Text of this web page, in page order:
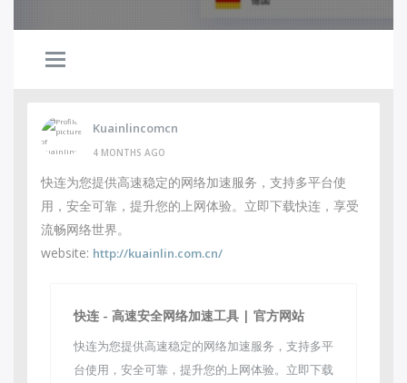
Kuainlincomcn
4 MONTHS AGO
快连为您提供高速稳定的网络加速服务，支持多平台使
用，安全可靠，提升您的上网体验。立即下载快连，享受
流畅网络世界。
website: http://kuainlin.com.cn/
快连 - 高速安全网络加速工具 | 官方网站
快连为您提供高速稳定的网络加速服务，支持多平
台使用，安全可靠，提升您的上网体验。立即下载